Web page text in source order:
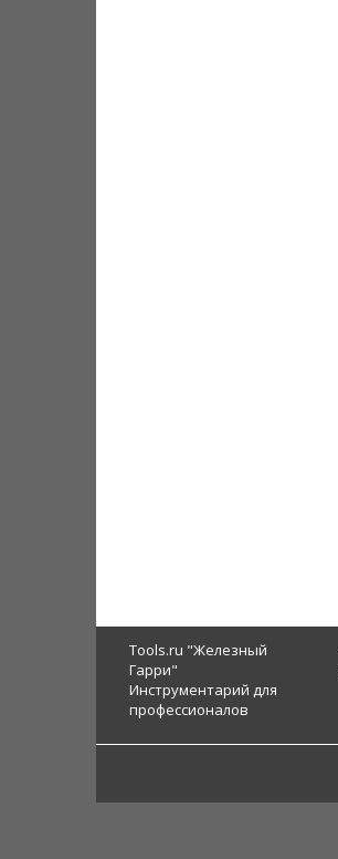
Tools.ru "Железный
Гарри"
Инструментарий для
профессионалов